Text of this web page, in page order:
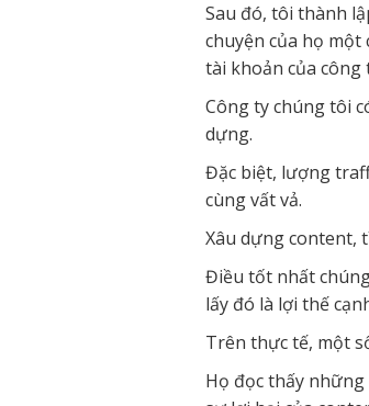
Sau đó, tôi thành
chuyện của họ
tài khoản của công
Công ty chúng tôi
dựng.
Đặc biệt, lượng
cùng vất vả.
Xâu dựng content,
Điều tốt nhất
lấy đó là lợi thế
Trên thực tế, một
Họ đọc thấy